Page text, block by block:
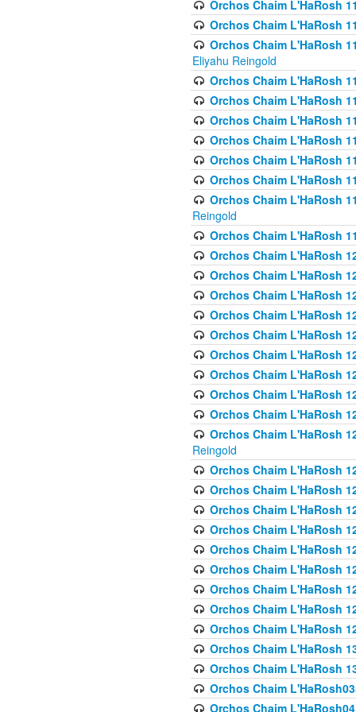
Orchos Chaim L'HaRosh
Orchos Chaim L'HaRosh
Orchos Chaim L'HaRosh
Eliyahu Reingold
Orchos Chaim L'HaRosh
Orchos Chaim L'HaRosh
Orchos Chaim L'HaRosh
Orchos Chaim L'HaRosh
Orchos Chaim L'HaRosh
Orchos Chaim L'HaRosh
Orchos Chaim L'HaRosh
Reingold
Orchos Chaim L'HaRosh
Orchos Chaim L'HaRosh
Orchos Chaim L'HaRosh
Orchos Chaim L'HaRosh
Orchos Chaim L'HaRosh
Orchos Chaim L'HaRosh
Orchos Chaim L'HaRosh
Orchos Chaim L'HaRosh
Orchos Chaim L'HaRosh
Orchos Chaim L'HaRosh
Orchos Chaim L'HaRosh
Reingold
Orchos Chaim L'HaRosh
Orchos Chaim L'HaRosh
Orchos Chaim L'HaRosh
Orchos Chaim L'HaRosh
Orchos Chaim L'HaRosh
Orchos Chaim L'HaRosh
Orchos Chaim L'HaRosh
Orchos Chaim L'HaRosh
Orchos Chaim L'HaRosh
Orchos Chaim L'HaRosh
Orchos Chaim L'HaRosh
Orchos Chaim
Orchos Chaim